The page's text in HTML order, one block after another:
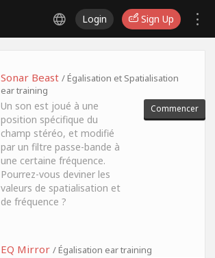
Login Sign Up
Sonar Beast / Égalisation et Spatialisation
ear training
Un son est joué à une
position spécifique du
champ stéréo, et modifié
par un filtre passe-bande à
une certaine fréquence.
Pourrez-vous deviner les
valeurs de spatialisation et
de fréquence ?
Commencer
EQ Mirror / Égalisation ear training